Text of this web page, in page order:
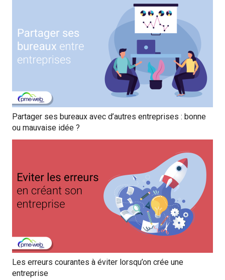
Partager ses bureaux avec d’autres entreprises : bonne
ou mauvaise idée ?
Les erreurs courantes à éviter lorsqu’on crée une
entreprise